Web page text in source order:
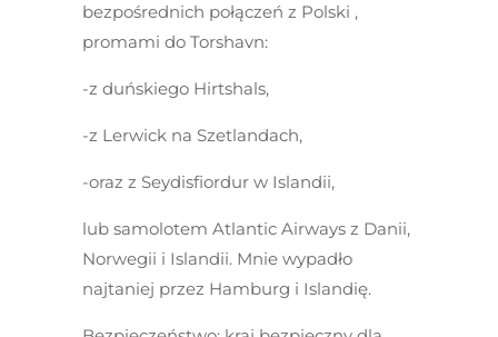
bezpośrednich połączeń z Polski ,
promami do Torshavn:
-z duńskiego Hirtshals,
-z Lerwick na Szetlandach,
-oraz z Seydisfiordur w Islandii,
lub samolotem Atlantic Airways z Danii,
Norwegii i Islandii. Mnie wypadło
najtaniej przez Hamburg i Islandię.